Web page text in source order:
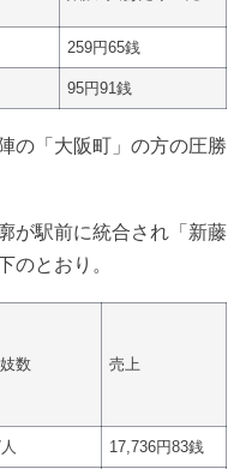
259円65銭
95円91銭
の「大阪町」の方の圧勝
が駅前に統合され「新藤
のとおり。
数 売上
17,736円83銭